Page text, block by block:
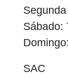
Sábado:
SAC